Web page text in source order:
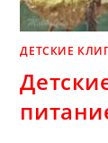
ДЕТСКИЕ